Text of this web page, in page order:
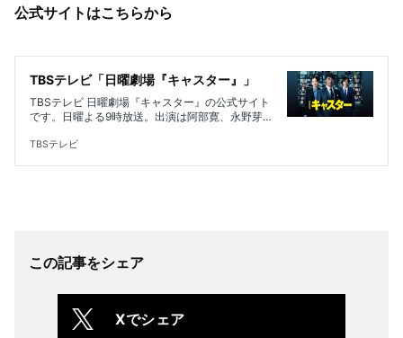
公式サイトはこちらから
TBSテレビ「日曜劇場『キャスター』」
TBSテレビ 日曜劇場『キャスター』の公式サイト
です。日曜よる9時放送。出演は阿部寛、永野芽
TBSテレビ
この記事をシェア
Xでシェア